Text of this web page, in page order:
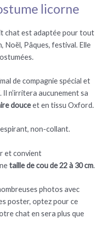
licorne
chat est adaptée pour tout
Noël, Pâques, festival. Elle
de compagnie spécial et
n’irritera aucunement sa
douceet en tissu Oxford.
non-collant.
et convient
taille de cou de 22 à 30 cm.
photos avec
poster, optez pour ce
chat en sera plus que